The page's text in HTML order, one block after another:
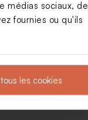
médias sociaux, de
fournies ou qu'ils
les cookies